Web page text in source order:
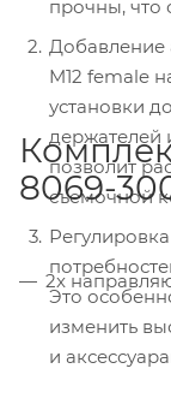
прочны, что
Добавление
M12 female
установки
держателей
позволит
съемочной
Это
изменить
и
8069-
2x